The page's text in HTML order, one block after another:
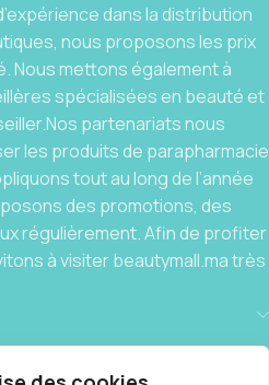
dans la distribution
nous proposons les prix
Nous mettons également à
spécialisées en beauté et
partenariats nous
les produits de parapharmacie
tout au long de l’année
des promotions, des
régulièrement. Afin de profiter
à visiter beautymall.ma très